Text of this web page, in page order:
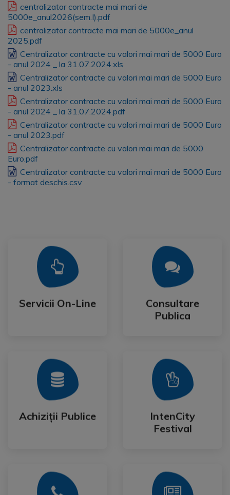
centralizator contracte mai mari de
5000e_anul2026(sem.I).pdf
centralizator contracte mai mari de 5000e_anul
2025.pdf
Centralizator contracte cu valori mai mari de 5000 Euro
- anul 2024 _ la 31.07.2024.xls
Centralizator contracte cu valori mai mari de 5000 Euro
- anul 2023.xls
Centralizator contracte cu valori mai mari de 5000 Euro
- anul 2024 _ la 31.07.2024.pdf
Centralizator contracte cu valori mai mari de 5000 Euro
- anul 2023.pdf
Centralizator contracte cu valori mai mari de 5000
Euro.pdf
Centralizator contracte cu valori mai mari de 5000 Euro
- format deschis.csv
Servicii On-Line
Servicii On-Line
Mai Mult
Consultare
Publica
Consultare
Publica
Mai Mult
Achiziții Publice
Achiziții Publice
Mai Mult
IntenCity
Festival
IntenCity
Festival
Mai Mult
Mai Mult Mai Mult